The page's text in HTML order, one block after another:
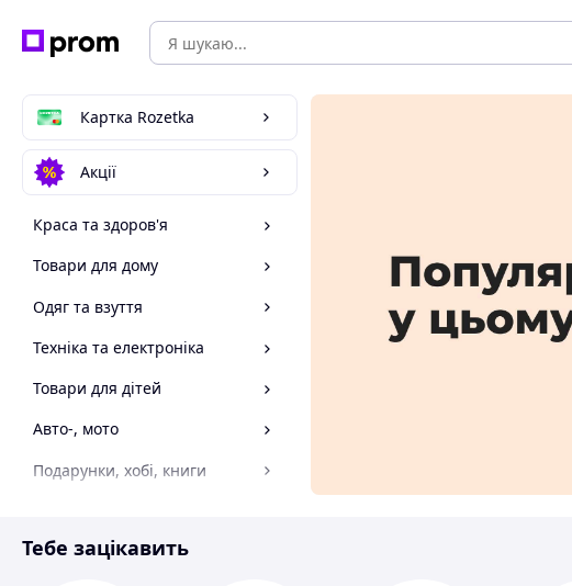
Картка Rozetka
Акції
Краса та здоров'я
Товари для дому
Одяг та взуття
Техніка та електроніка
Товари для дітей
Авто-, мото
Подарунки, хобі, книги
Матеріали для ремонту
Тебе зацікавить